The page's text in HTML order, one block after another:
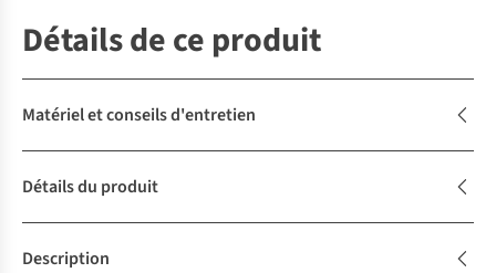
Détails de ce produit
Matériel et conseils d'entretien
Détails du produit
Description